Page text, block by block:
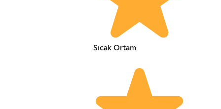
Sıcak Ortam